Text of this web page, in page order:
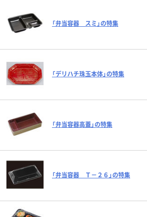
「弁当容器 スミ」の特集
「デリハチ珠玉本体」の特集
「弁当容器高蓋」の特集
「弁当容器 Ｔ－２６」の特集